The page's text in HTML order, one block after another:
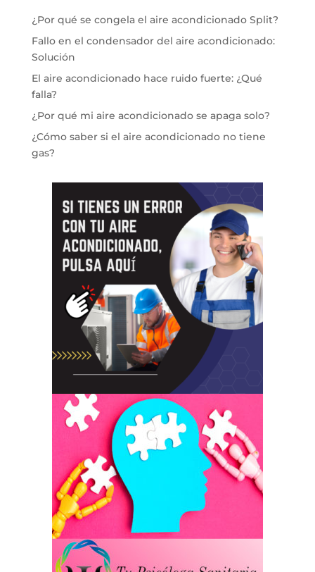
¿Por qué se congela el aire acondicionado Split?
Fallo en el condensador del aire acondicionado:
Solución
El aire acondicionado hace ruido fuerte: ¿Qué
falla?
¿Por qué mi aire acondicionado se apaga solo?
¿Cómo saber si el aire acondicionado no tiene
gas?